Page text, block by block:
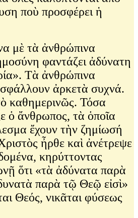
ποὺ προσφέρει ἡ
μὲ τὰ ἀνθρώπινα
φαντάζει ἀδύνατη
Τὰ ἀνθρώπινα
ἀρκετὰ συχνά.
καθημερινῶς. Τόσα
ὁ ἄνθρωπος, τὰ ὁποῖα
ἔχουν τὴν ζημίωσή
ἦρθε καὶ ἀνέτρεψε
κηρύττοντας
ὅτι «τὰ ἀδύνατα παρὰ
παρὰ τῷ Θεῷ εἰσὶ»
Θεός, νικᾶται φύσεως